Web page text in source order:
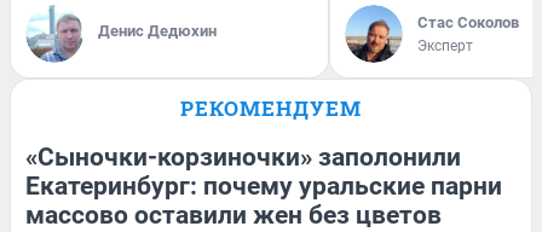
Денис Дедюхин Стас Соколов
Эксперт
РЕКОМЕНДУЕМ
«Сыночки-корзиночки» заполонили
Екатеринбург: почему уральские парни
массово оставили жен без цветов